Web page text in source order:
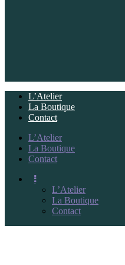
L’Atelier
La Boutique
Contact
L’Atelier
La Boutique
Contact
L’Atelier
La Boutique
Contact